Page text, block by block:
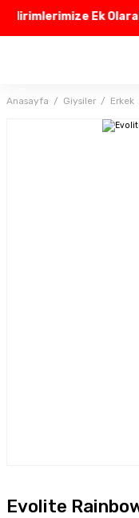
Ek Olarak
Anasayfa Giysiler Erkek
Evolite